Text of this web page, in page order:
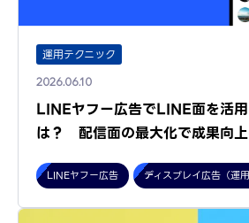
運用テクニック
2026.06.10
LINEヤフー広告でLINE面を活
は？ 配信面の最大化で成果向
LINEヤフー広告 ディスプレイ広告（運用